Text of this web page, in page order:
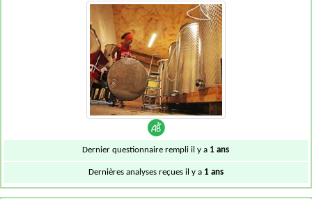
Dernier questionnaire rempli il y a 1 ans
Dernières analyses reçues il y a 1 ans